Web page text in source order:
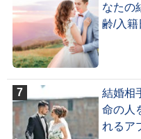
なたの
齢/入籍
結婚相
命の人
れるア